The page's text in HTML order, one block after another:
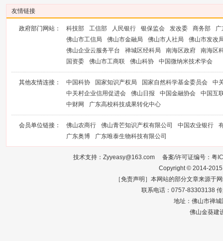
友情链接
政府部门网站： 科技部 工信部 人民银行 银保监会 发改委 商务部
广
佛山市工信局
佛山市金融局 佛山市人社局
佛山市发改
佛山企业云服务平台
禅城区经科局 南海区政府
南海区
国资委
佛山市工商联 佛山科协 中国微纳米技术学会
其他友情连接： 中国科协 国家知识产权局 国家自然科学基金委员会
中
中关村企业信用促进会
佛山日报 中国金融协会
中国互
中财网
广东高校科技成果转化中心
会员单位链接： 佛山农商行 佛山青芒知识产权有限公司 中国农业银行
广东奥博
广东唯泰生物科技有限公司
技术支持：Zyyeasy@163.com 备案/许可证编号： 粤
Copyright © 2014-
［免责声明］本网站的部分文章来源于
联系电话：0757-83303138
地址：佛山市禅
佛山金葵建